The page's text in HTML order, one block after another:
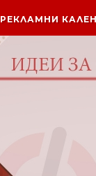
РЕКЛАМНИ